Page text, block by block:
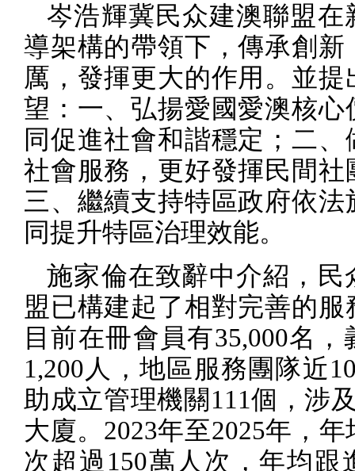
岑浩輝冀民众建澳聯盟在
導架構的帶領下，傳承創新
厲，發揮更大的作用。並提
望：一、弘揚愛國愛澳核心
同促進社會和諧穩定；二、
社會服務，更好發揮民間社
三、繼續支持特區政府依法
同提升特區治理效能。
施家倫在致辭中介紹，民
盟已構建起了相對完善的服
目前在冊會員有35,000名，
1,200 人，地區服務團隊近
助成立管理機關 111個，涉
大廈。 2023年至2025年，年
次超過 150萬人次，年均跟